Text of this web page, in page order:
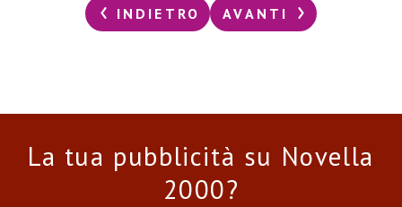
INDIETRO AVANTI
La tua pubblicità su Novella
2000?